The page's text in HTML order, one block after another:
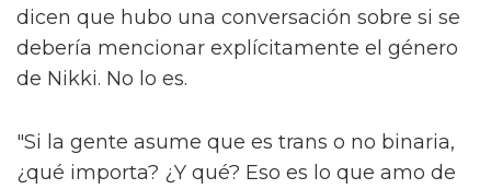
dicen que hubo una conversación sobre si se
debería mencionar explícitamente el género
de Nikki. No lo es.
"Si la gente asume que es trans o no binaria,
¿qué importa? ¿Y qué? Eso es lo que amo de